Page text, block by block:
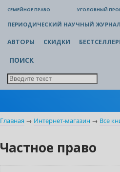
СЕМЕЙНОЕ ПРАВО УГОЛОВНЫЙ
ПЕРИОДИЧЕСКИЙ НАУЧНЫЙ
АВТОРЫ СКИДКИ
ПОИСК
Главная → Интернет-магазин → Все
Частное право